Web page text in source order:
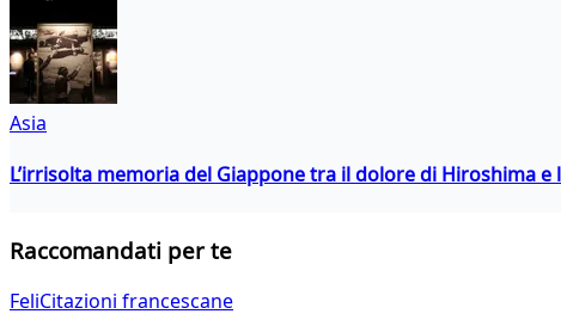
Asia
L’irrisolta memoria del Giappone tra il dolore di Hiroshima e
Raccomandati per te
FeliCitazioni francescane